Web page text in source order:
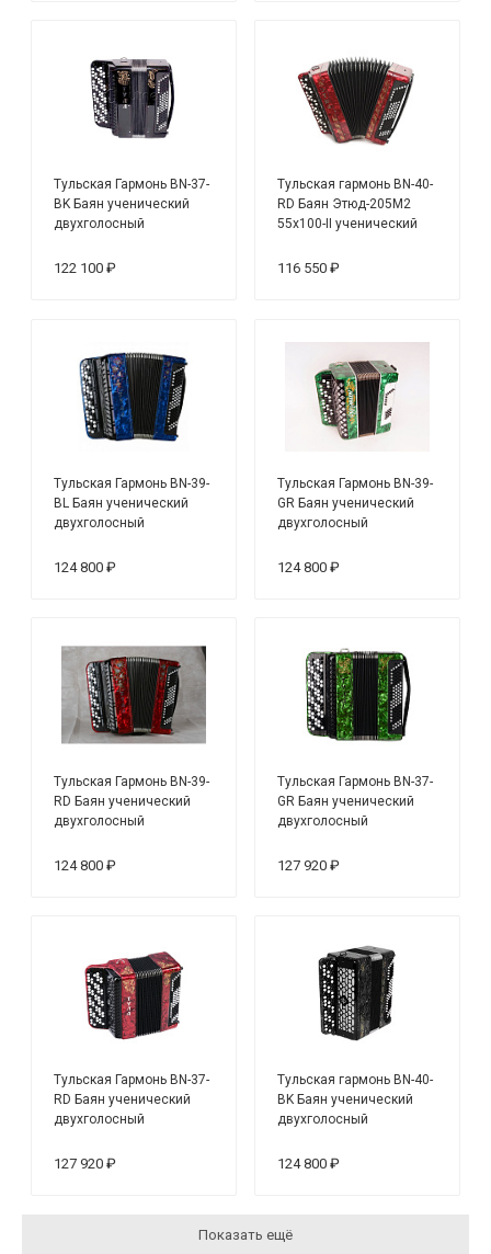
Тульская Гармонь BN-37-
BK Баян ученический
двухголосный
черный
122 100 ₽
Тульская гармонь BN-40-
RD Баян Этюд-205М2
55х100-II ученический
ремни в комплекте
116 550 ₽
Тульская Гармонь BN-39-
BL Баян ученический
двухголосный
синий
124 800 ₽
Тульская Гармонь BN-39-
GR Баян ученический
двухголосный
зеленый
124 800 ₽
Тульская Гармонь BN-39-
RD Баян ученический
двухголосный
красный
124 800 ₽
Тульская Гармонь BN-37-
GR Баян ученический
двухголосный
зеленый
127 920 ₽
Тульская Гармонь BN-37-
RD Баян ученический
двухголосный
красный
127 920 ₽
Тульская гармонь BN-40-
BK Баян ученический
двухголосный
черный
124 800 ₽
Показать ещё